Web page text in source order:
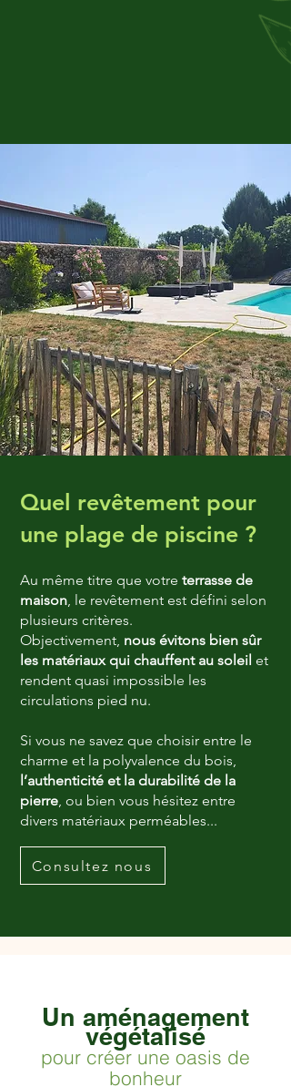
Quel revêtement pour
une plage de piscine ?
Au même titre que votre terrasse de
maison, le revêtement est défini selon
plusieurs critères.
Objectivement, nous évitons bien sûr
les matériaux qui chauffent au soleil et
rendent quasi impossible les
circulations pied nu.
Si vous ne savez que choisir entre le
charme et la polyvalence du bois,
l’authenticité et la durabilité de la
pierre, ou bien vous hésitez entre
divers matériaux perméables...
Consultez nous
Un aménagement
végétalisé
pour créer une oasis de
bonheur